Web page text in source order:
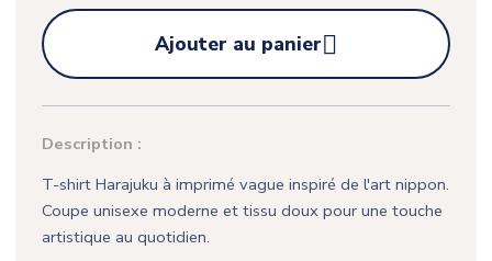

Ajouter au panier
Description :
T-shirt Harajuku à imprimé vague inspiré de l'art nippon.
Coupe unisexe moderne et tissu doux pour une touche
artistique au quotidien.